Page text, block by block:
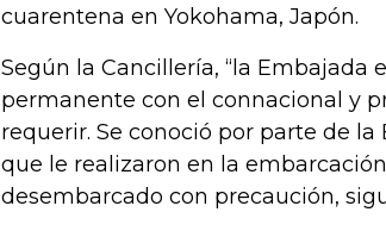
cuarentena en Yokohama, Japón.
Según la Cancillería, “la Embajada
permanente con el connacional y
requerir. Se conoció por parte de
que le realizaron en la
desembarcado con precaución,